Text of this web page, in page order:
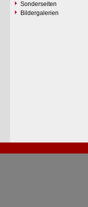
Sonderseiten
Bildergalerien